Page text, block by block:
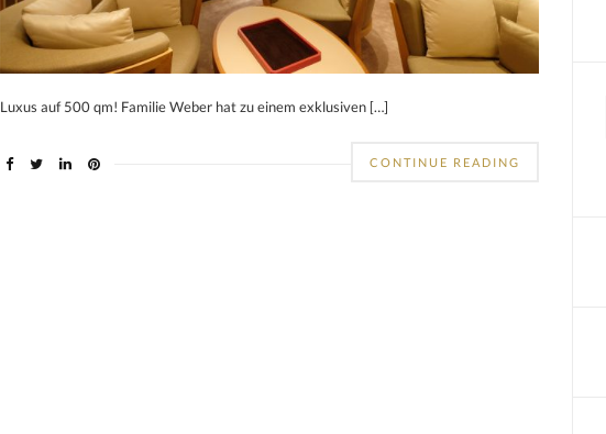
Luxus auf 500 qm! Familie Weber hat zu einem exklusiven […]
CONTINUE READING